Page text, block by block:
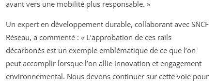
avant vers une mobilité plus responsable. »
Un expert en développement durable, collaborant avec SNCF
Réseau, a commenté : « L’approbation de ces rails
décarbonés est un exemple emblématique de ce que l’on
peut accomplir lorsque l’on allie innovation et engagement
environnemental. Nous devons continuer sur cette voie pour